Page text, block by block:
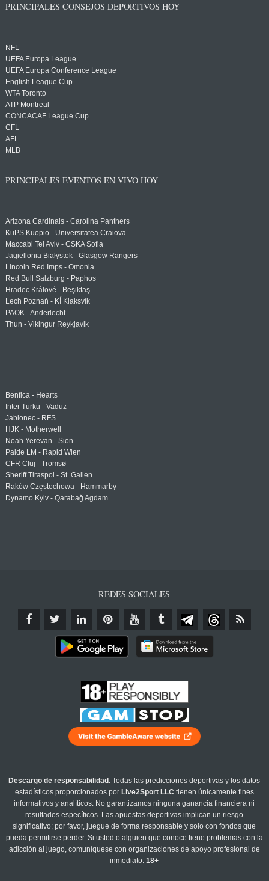
PRINCIPALES CONSEJOS DEPORTIVOS HOY
NFL
UEFA Europa League
UEFA Europa Conference League
English League Cup
WTA Toronto
ATP Montreal
CONCACAF League Cup
CFL
AFL
MLB
PRINCIPALES EVENTOS EN VIVO HOY
Arizona Cardinals - Carolina Panthers
KuPS Kuopio - Universitatea Craiova
Maccabi Tel Aviv - CSKA Sofia
Jagiellonia Białystok - Glasgow Rangers
Lincoln Red Imps - Omonia
Red Bull Salzburg - Paphos
Hradec Králové - Beşiktaş
Lech Poznań - KÍ Klaksvík
PAOK - Anderlecht
Thun - Vikingur Reykjavik
Benfica - Hearts
Inter Turku - Vaduz
Jablonec - RFS
HJK - Motherwell
Noah Yerevan - Sion
Paide LM - Rapid Wien
CFR Cluj - Tromsø
Sheriff Tiraspol - St. Gallen
Raków Częstochowa - Hammarby
Dynamo Kyiv - Qarabağ Agdam
REDES SOCIALES
Descargo de responsabilidad : Todas las predicciones deportivas y los datos
estadísticos proporcionados por Live2Sport LLC tienen únicamente fines
informativos y analíticos. No garantizamos ninguna ganancia financiera ni
resultados específicos. Las apuestas deportivas implican un riesgo
significativo; por favor, juegue de forma responsable y solo con fondos que
pueda permitirse perder. Si usted o alguien que conoce tiene problemas con la
adicción al juego, comuníquese con organizaciones de apoyo profesional de
inmediato.18+